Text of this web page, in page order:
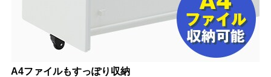
A4ファイルもすっぽり収納